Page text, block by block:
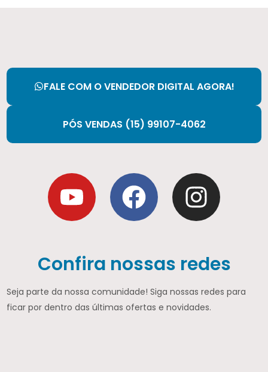
FALE COM O VENDEDOR DIGITAL AGORA!
PÓS VENDAS (15) 99107-4062
Confira nossas redes
Seja parte da nossa comunidade! Siga nossas redes para
ficar por dentro das últimas ofertas e novidades.